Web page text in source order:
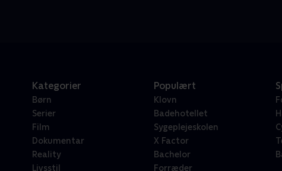
Kategorier
Børn
Serier
Film
Dokumentar
Reality
Livsstil
Populært
Klovn
Badehotellet
Sygeplejeskolen
X Factor
Bachelor
Forræder